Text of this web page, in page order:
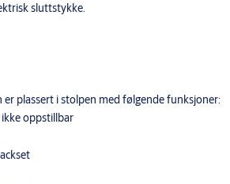
sluttstykke.
plassert i stolpen med følgende funksjoner:
oppstillbar